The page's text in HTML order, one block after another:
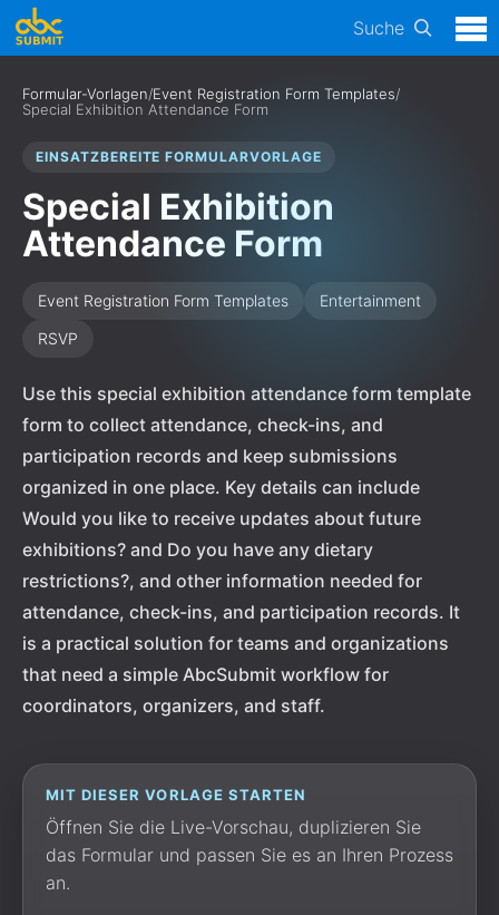
Suche
Formular-Vorlagen/Event Registration Form Templates/
Special Exhibition Attendance Form
EINSATZBEREITE FORMULARVORLAGE
Special Exhibition
Attendance Form
Event Registration Form Templates
Entertainment
RSVP
Use this special exhibition attendance form template
form to collect attendance, check-ins, and
participation records and keep submissions
organized in one place. Key details can include
Would you like to receive updates about future
exhibitions? and Do you have any dietary
restrictions?, and other information needed for
attendance, check-ins, and participation records. It
is a practical solution for teams and organizations
that need a simple AbcSubmit workflow for
coordinators, organizers, and staff.
MIT DIESER VORLAGE STARTEN
Öffnen Sie die Live-Vorschau, duplizieren Sie
das Formular und passen Sie es an Ihren Prozess
an.